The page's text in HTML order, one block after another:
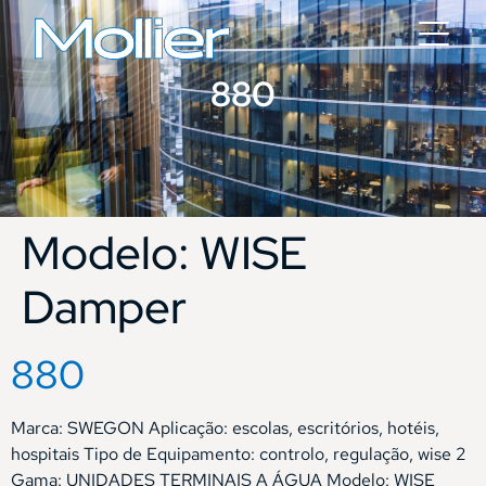
880
Modelo: WISE
Damper
880
Marca: SWEGON Aplicação: escolas, escritórios, hotéis,
hospitais Tipo de Equipamento: controlo, regulação, wise 2
Gama: UNIDADES TERMINAIS A ÁGUA Modelo: WISE